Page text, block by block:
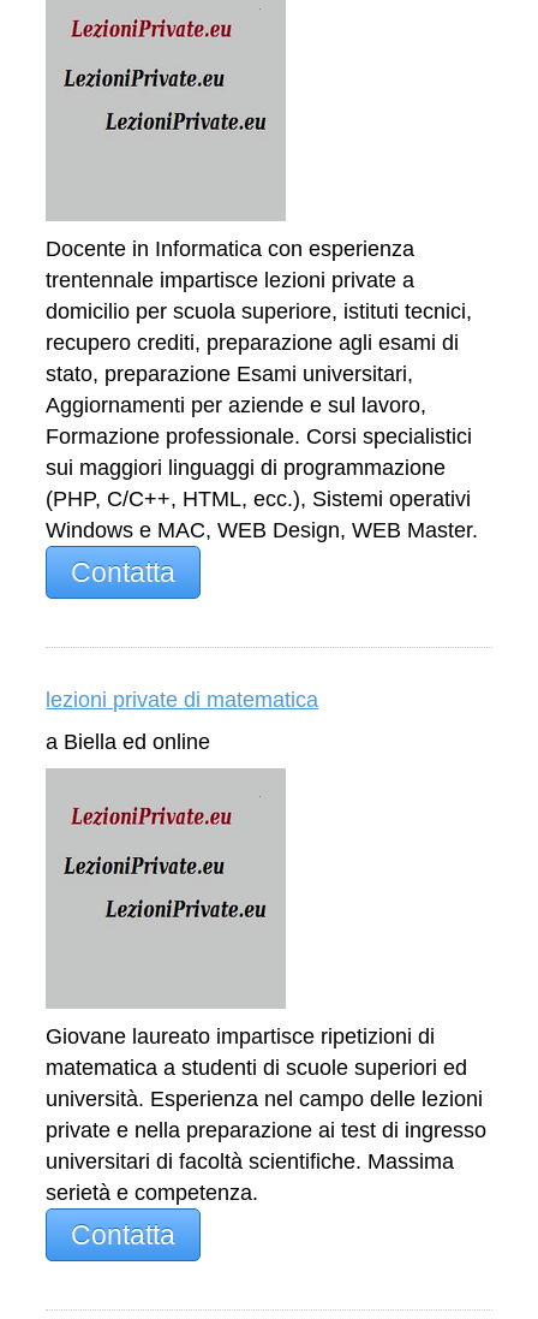
Docente in Informatica con esperienza
trentennale impartisce lezioni private a
domicilio per scuola superiore, istituti tecnici,
recupero crediti, preparazione agli esami di
stato, preparazione Esami universitari,
Aggiornamenti per aziende e sul lavoro,
Formazione professionale. Corsi specialistici
sui maggiori linguaggi di programmazione
(PHP, C/C++, HTML, ecc.), Sistemi operativi
Windows e MAC, WEB Design, WEB Master.
Contatta
lezioni private di matematica
a Biella ed online
Giovane laureato impartisce ripetizioni di
matematica a studenti di scuole superiori ed
università. Esperienza nel campo delle lezioni
private e nella preparazione ai test di ingresso
universitari di facoltà scientifiche. Massima
serietà e competenza.
Contatta